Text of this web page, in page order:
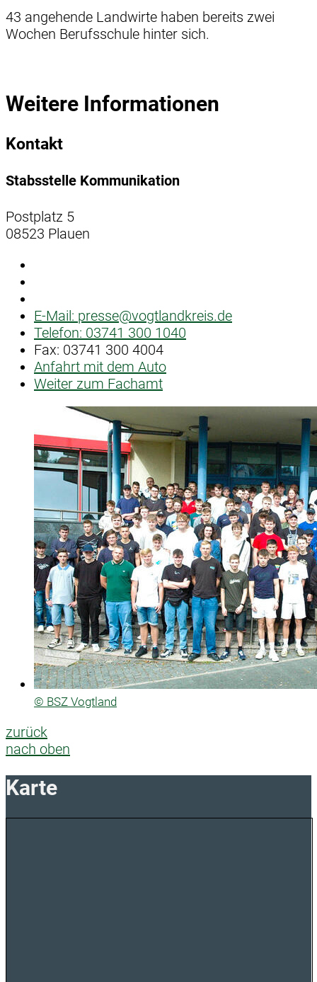
43 angehende Landwirte haben bereits zwei
Wochen Berufsschule hinter sich.
Weitere Informationen
Kontakt
Stabsstelle Kommunikation
Postplatz 5
08523 Plauen
E-Mail: presse@vogtlandkreis.de
Telefon: 03741 300 1040
Fax: 03741 300 4004
Anfahrt mit dem Auto
Weiter zum Fachamt
© BSZ Vogtland
zurück
nach oben
Karte